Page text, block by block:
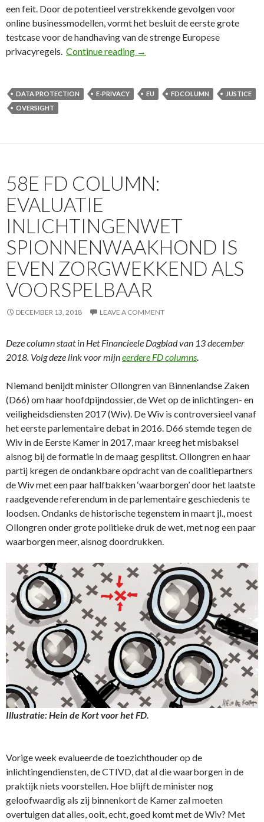
een feit. Door de potentieel verstrekkende gevolgen voor
online businessmodellen, vormt het besluit de eerste grote
testcase voor de handhaving van de strenge Europese
privacyregels. Continue reading 61e FD Column:
→
DATA PROTECTION E-PRIVACY EU FDCOLUMN
JUSTICE
OVERSIGHT
58E FD COLUMN:
EVALUATIE
INLICHTINGENWET
SPIONNENWAAKHOND IS
EVEN ZORGWEKKEND ALS
VOORSPELBAAR
DECEMBER 13, 2018 LEAVE A COMMENT
Deze column staat in Het Financieele Dagblad van 13 december
2018. Volg deze link voor mijneerdere FD columns.
Niemand benijdt minister Ollongren van Binnenlandse Zaken
(D66) om haar hoofdpijndossier, de Wet op de inlichtingen- en
veiligheidsdiensten 2017 (Wiv). De Wiv is controversieel vanaf
het eerste parlementaire debat in 2016. D66 stemde tegen de
Wiv in de Eerste Kamer in 2017, maar kreeg het misbaksel
alsnog bij de formatie in de maag gesplitst. Ollongren en haar
partij kregen de ondankbare opdracht van de coalitiepartners
de Wiv met een paar halfbakken ‘waarborgen’ door het laatste
raadgevende referendum in de parlementaire geschiedenis te
loodsen. Ondanks de historische tegenstem in maart jl., moest
Ollongren onder grote politieke druk de wet, met nog een paar
waarborgen meer, alsnog doordrukken.
Illustratie: Hein de Kort voor het FD.
Vorige week evalueerde de toezichthouder op de
inlichtingendiensten, de CTIVD, dat al die waarborgen in de
praktijk niets voorstellen. Hoe blijft de minister nog
geloofwaardig als zij binnenkort de Kamer zal moeten
overtuigen dat alles, ooit, echt, goed komt met de Wiv? Met